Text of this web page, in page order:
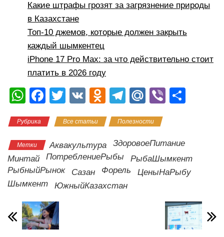
Какие штрафы грозят за загрязнение природы
в Казахстане
Топ-10 джемов, которые должен закрыть
каждый шымкентец
iPhone 17 Pro Max: за что действительно стоит
платить в 2026 году
W
at
s
A
p
p
F
c
e
b
o
o
k
T
tt
er
V
O
n
o
kl
a
ss
T
e
gr
a
m
M
.R
u
Vi
в
и
Рубрика Все статьи Полезности
Метки Аквакультура
ЗдоровоеПитание
Минтай
ПотреблениеРыбы
РыбаШымкент
РыбныйРынок
Сазан Форель
ЦеныНаРыбу
Шымкент
ЮжныйКазахстан